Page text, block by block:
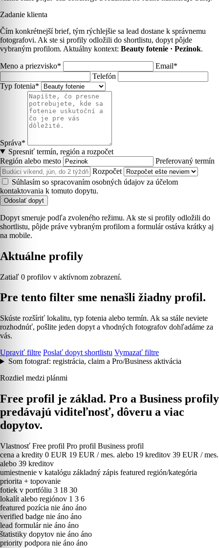
Zadanie klienta
Čím konkrétnejší brief, tým rýchlejšie sa lead dostane k správnemu
fotografovi. Ak ste si profily odložili do shortlistu, dopyt pôjde
vybraným profilom. Aktuálny kontext: Beauty fotenie · Pezinok.
Meno a priezvisko*
Email*
Telefón
Typ fotenia*
Správa*
Spresniť termín, región a rozpočet
Región alebo mesto
Preferovaný termín
Rozpočet
Súhlasím so spracovaním osobných údajov za účelom
kontaktovania k tomuto dopytu.
Odoslať dopyt
Dopyt smeruje podľa zvoleného režimu. Ak ste si profily odložili do
shortlistu, pôjde práve vybraným profilom a formulár ostáva krátky aj
na mobile.
Aktuálne profily
Zatiaľ 0 profilov v aktívnom zobrazení.
Pre tento filter sme nenašli žiadny profil.
Skúste rozšíriť lokalitu, typ fotenia alebo termín. Ak sa stále neviete
rozhodnúť, pošlite jeden dopyt a vhodných fotografov dohľadáme za
vás.
Upraviť filtre Poslať dopyt shortlistu Vymazať filtre
Som fotograf: registrácia, claim a Pro/Business aktivácia
Rozdiel medzi plánmi
Free profil je základ. Pro a Business profily
predávajú viditeľnosť, dôveru a viac
dopytov.
Vlastnosť Free profil Pro profil Business profil
cena a kredity 0 EUR 19 EUR / mes. alebo 19 kreditov 39 EUR / mes.
alebo 39 kreditov
umiestnenie v katalógu základný zápis featured región/kategória
priorita + topovanie
fotiek v portfóliu 3 18 30
lokalít alebo regiónov 1 3 6
featured pozícia nie áno áno
verified badge nie áno áno
lead formulár nie áno áno
štatistiky dopytov nie áno áno
priority podpora nie áno áno